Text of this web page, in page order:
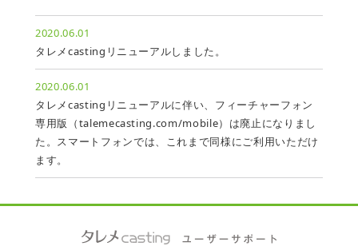
2020.06.01
タレメcastingリニューアルしました。
2020.06.01
タレメcastingリニューアルに伴い、フィーチャーフォン
専用版（talemecasting.com/mobile）は廃止になりまし
た。スマートフォンでは、これまで同様にご利用いただけ
ます。